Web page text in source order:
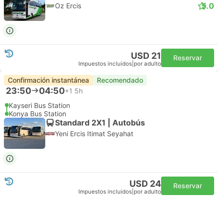
Oz Ercis 5.0
USD 21
Impuestos incluidos por adulto
Reservar
Confirmación instantánea Recomendado
23:50 04:50+1 5h
Kayseri Bus Station
Konya Bus Station
Standard 2X1 | Autobús
Yeni Ercis Itimat Seyahat
USD 24
Impuestos incluidos por adulto
Reservar